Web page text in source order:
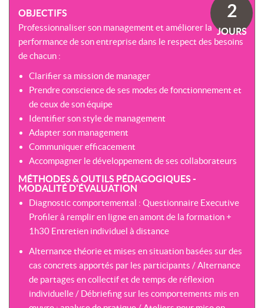
DÉVELOPPEMENT
CERTIFICATIONS
CPF
ACCORD
ENTREPRISES
VIRTUELLES
COACHING
SÉMINAIRES
BLENDED
MULTI-
MALLETTE
DU
NOUS
PRÉSENTATION
DÉMARCHE
ÉQUIPES
ACTIONS
COLLECTIVES
NOTRE
CENTRE
RÉSEAU
NATIONAL
OBJECTIFS
Professionnaliser son management et améliorer la
performance de son entreprise dans le respect des besoins
de chacun :
Clarifier sa mission de manager
Prendre conscience de ses modes de fonctionnement et
de ceux de son équipe
Identifier son style de management
Adapter son management
Communiquer efficacement
Accompagner le développement de ses collaborateurs
MÉTHODES & OUTILS PÉDAGOGIQUES -
MODALITÉ D'ÉVALUATION
Diagnostic comportemental : Questionnaire Executive
Profiler à remplir en ligne en amont de la formation +
1h30 Entretien individuel à distance
Alternance théorie et mises en situation basées sur des
cas concrets apportés par les participants / Alternance
de partages en collectif et de temps de réflexion
individuelle / Débriefing sur les comportements mis en
2
JOURS